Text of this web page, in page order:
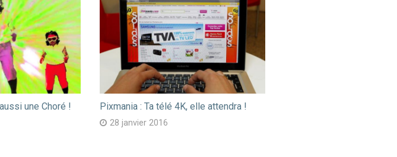
une Choré ! Pixmania : Ta télé 4K, elle attendra !
28 janvier 2016